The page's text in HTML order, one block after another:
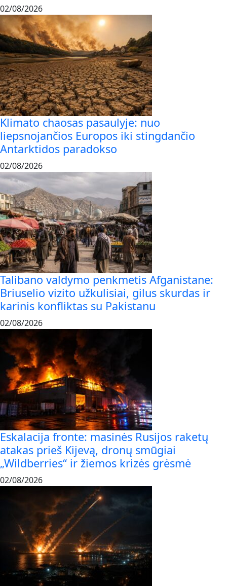
02/08/2026
Klimato chaosas pasaulyje: nuo
liepsnojančios Europos iki stingdančio
Antarktidos paradokso
02/08/2026
Talibano valdymo penkmetis Afganistane:
Briuselio vizito užkulisiai, gilus skurdas ir
karinis konfliktas su Pakistanu
02/08/2026
Eskalacija fronte: masinės Rusijos raketų
atakas prieš Kijevą, dronų smūgiai
„Wildberries“ ir žiemos krizės grėsmė
02/08/2026